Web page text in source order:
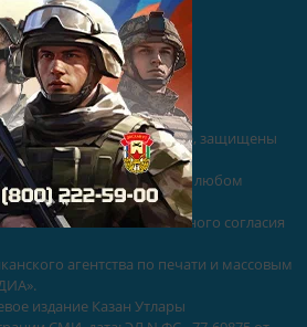
Все права защищены.
размещенные на сайте, защищены
и распространение в любом
только с письменного согласия
агентства по печати и массовым
издание Казан Утлары
(843) 222 09 84
16+